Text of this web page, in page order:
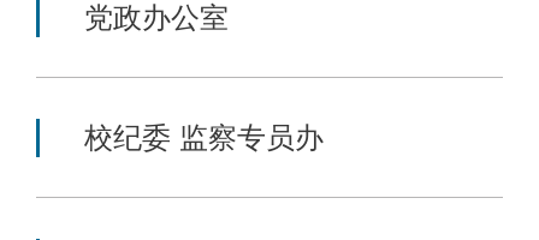
党政办公室
校纪委 监察专员办